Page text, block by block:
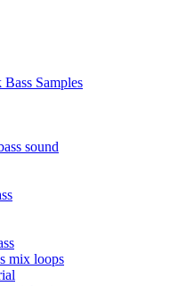
Samples
sound
mix loops